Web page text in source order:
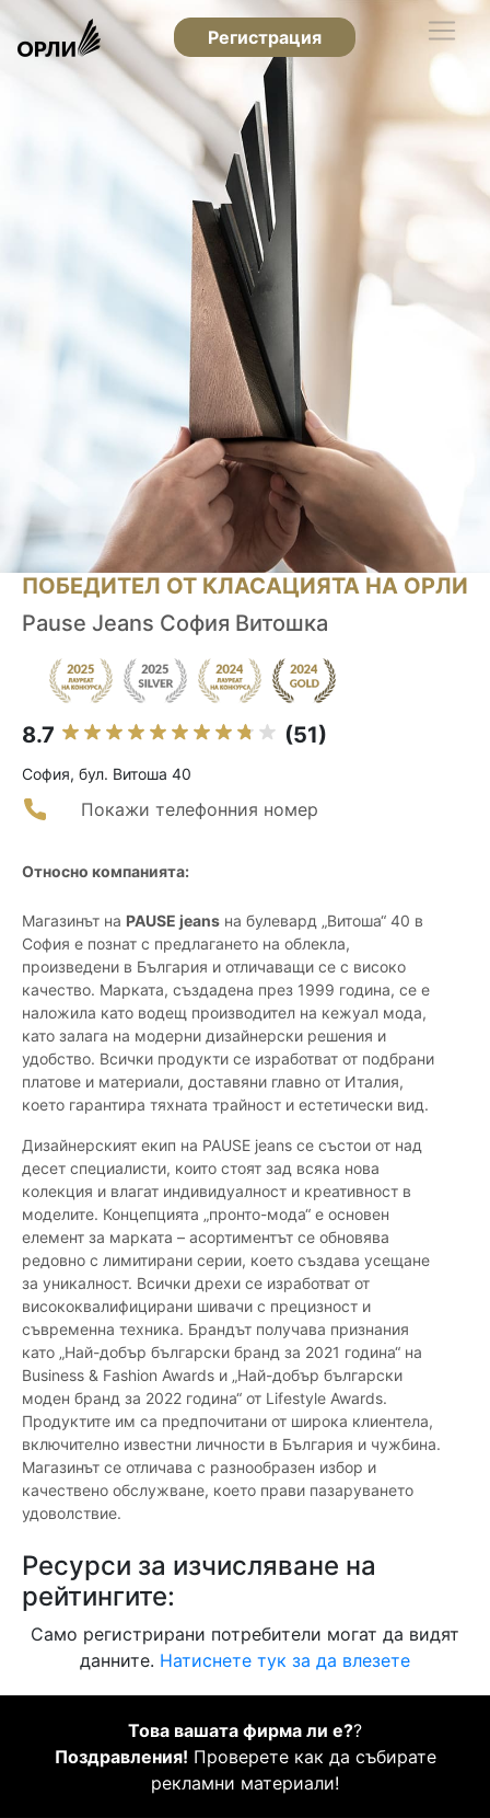
Регистрация
ПОБЕДИТЕЛ ОТ КЛАСАЦИЯТА НА ОРЛИ
Pause Jeans София Витошка
8.7 (51)
София, бул. Витоша 40
Покажи телефонния номер
Относно компанията:
Магазинът на PAUSE jeans на булевард „Витоша“ 40 в
София е познат с предлагането на облекла,
произведени в България и отличаващи се с високо
качество. Марката, създадена през 1999 година, се е
наложила като водещ производител на кежуал мода,
като залага на модерни дизайнерски решения и
удобство. Всички продукти се изработват от подбрани
платове и материали, доставяни главно от Италия,
което гарантира тяхната трайност и естетически вид.
Дизайнерският екип на PAUSE jeans се състои от над
десет специалисти, които стоят зад всяка нова
колекция и влагат индивидуалност и креативност в
моделите. Концепцията „пронто-мода“ е основен
елемент за марката – асортиментът се обновява
редовно с лимитирани серии, което създава усещане
за уникалност. Всички дрехи се изработват от
висококвалифицирани шивачи с прецизност и
съвременна техника. Брандът получава признания
като „Най-добър български бранд за 2021 година“ на
Business & Fashion Awards и „Най-добър български
моден бранд за 2022 година“ от Lifestyle Awards.
Продуктите им са предпочитани от широка клиентела,
включително известни личности в България и чужбина.
Магазинът се отличава с разнообразен избор и
качествено обслужване, което прави пазаруването
удоволствие.
Ресурси за изчисляване на
рейтингите:
Само регистрирани потребители могат да видят
данните. Натиснете тук за да влезете
Това вашата фирма ли е??
Поздравления! Проверете как да събирате
рекламни материали!